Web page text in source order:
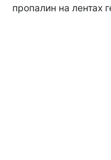
пропалин на лентах